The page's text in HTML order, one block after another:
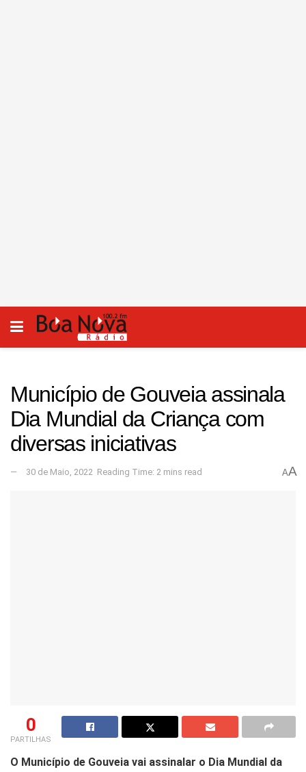
Município de Gouveia assinala
Dia Mundial da Criança com
diversas iniciativas
30 de Maio, 2022 Reading Time: 2 mins read AA
0
PARTILHAS
O Município de Gouveia vai assinalar o Dia Mundial da